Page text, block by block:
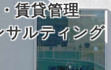
賃貸管理
サルティング